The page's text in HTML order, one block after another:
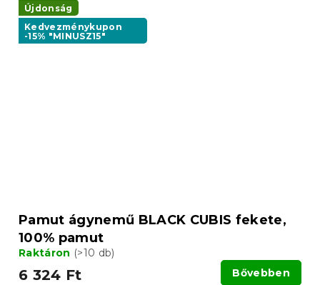
Újdonság
Kedvezménykupon
-15% "MINUSZ15"
Pamut ágynemű BLACK CUBIS fekete,
100% pamut
Raktáron (>10 db)
6 324 Ft Bővebben